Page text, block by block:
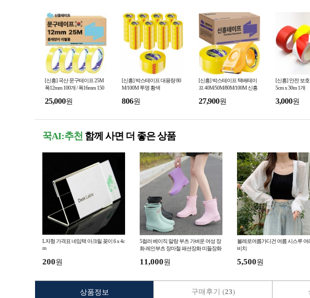
[신흥] 국산 문구테이프 25M
폭12mm 100개 / 폭16mm 150
25,000원
[신흥] 박스테이프 대용량 80
M/100M 투명 황색
806원
[신흥] 박스테이프 택배테이
프 40M/50M/80M/100M 신흥
27,900원
[신흥] 안전 보
5cm x 30m 1개
3,000원
꾹AI:추천 함께 사면 더 좋은 상품
L자형 가격표 네임택 아크릴 꽂이 6 x 4c
m
200원
5컬러 베이직 말랑 부츠 가벼운 여성 장
화 레인부츠 장마철 패션장화 미들장화
11,000원
볼레로여름가디건 여름 시스루 여
비치
5,500원
상품정보 구매후기 (23)